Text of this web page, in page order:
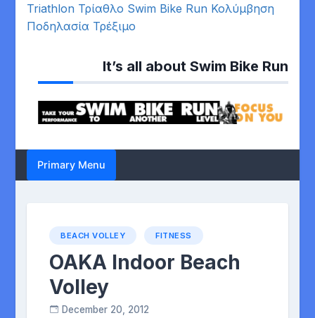
Triathlon Τρίαθλο Swim Bike Run Κολύμβηση
Ποδηλασία Τρέξιμο
It’s all about Swim Bike Run
Primary Menu
BEACH VOLLEY FITNESS
OAKA Indoor Beach
Volley
December 20, 2012